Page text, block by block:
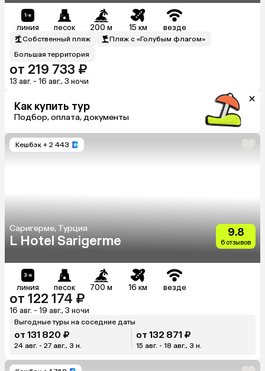
линия песок 200 м 15 км везде
Собственный пляж
Пляж с «Голубым флагом»
Большая территория
от 219 733 ₽
13 авг. - 16 авг., 3 ночи
Как купить тур
Подбор, оплата, документы
Кешбэк + 2 443
Саригерме, Турция
L Hotel Sarigerme
9.8
6 отзывов
линия песок 700 м 16 км везде
от 122 174 ₽
16 авг. - 19 авг., 3 ночи
Выгодные туры на соседние даты
от 131 820 ₽
24 авг. - 27 авг., 3 н.
от 132 871 ₽
15 авг. - 18 авг., 3 н.